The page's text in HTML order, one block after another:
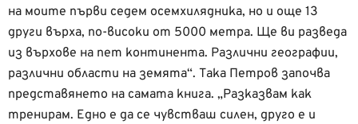
на моите първи седем осемхилядника, но и още 13
други върха, по-високи от 5000 метра. Ще ви разведа
из върхове на пет континента. Различни географии,
различни области на земята“. Така Петров започва
представянето на самата книга. „Разказвам как
тренирам. Едно е да се чувстваш силен, друго е и